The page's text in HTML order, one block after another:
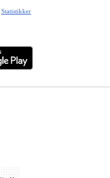
Statistikker